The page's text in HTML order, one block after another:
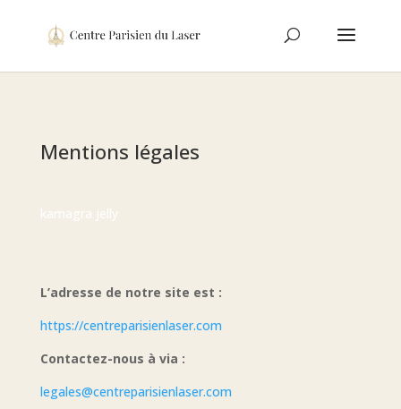
Mentions légales
kamagra jelly
L’adresse de notre site est :
https://centreparisienlaser.com
Contactez-nous à via :
legales@centreparisienlaser.com